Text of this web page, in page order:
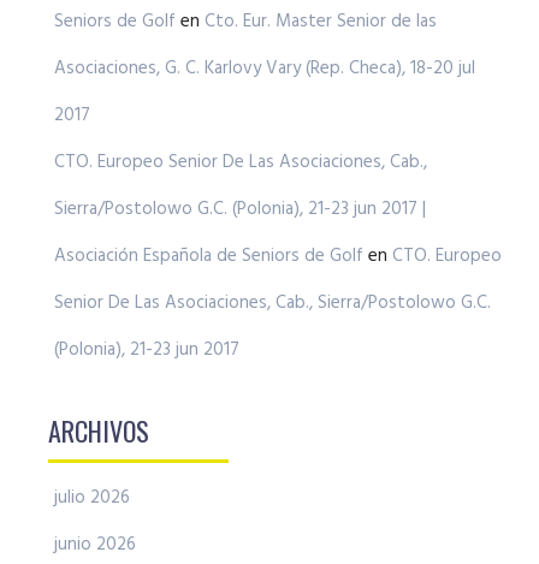
Seniors de Golf en Cto. Eur. Master Senior de las
Asociaciones, G. C. Karlovy Vary (Rep. Checa), 18-20 jul
2017
CTO. Europeo Senior De Las Asociaciones, Cab.,
Sierra/Postolowo G.C. (Polonia), 21-23 jun 2017 |
Asociación Española de Seniors de Golf en CTO. Europeo
Senior De Las Asociaciones, Cab., Sierra/Postolowo G.C.
(Polonia), 21-23 jun 2017
ARCHIVOS
julio 2026
junio 2026